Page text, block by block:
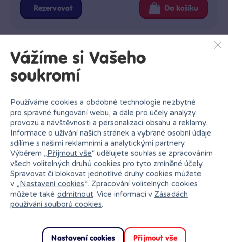
Rezervovat Do košíku
Vážíme si Vašeho
soukromí
Používáme cookies a obdobné technologie nezbytné
pro správné fungování webu, a dále pro účely analýzy
provozu a návštěvnosti a personalizaci obsahu a reklamy.
Informace o užívání našich stránek a vybrané osobní údaje
sdílíme s našimi reklamními a analytickými partnery.
Výběrem „Přijmout vše“ udělujete souhlas se zpracováním
všech volitelných druhů cookies pro tyto zmíněné účely.
Spravovat či blokovat jednotlivé druhy cookies můžete
v „Nastavení cookies“. Zpracování volitelných cookies
můžete také odmítnout. Více informací v Zásadách
používání souborů cookies.
Nastavení cookies Přijmout vše